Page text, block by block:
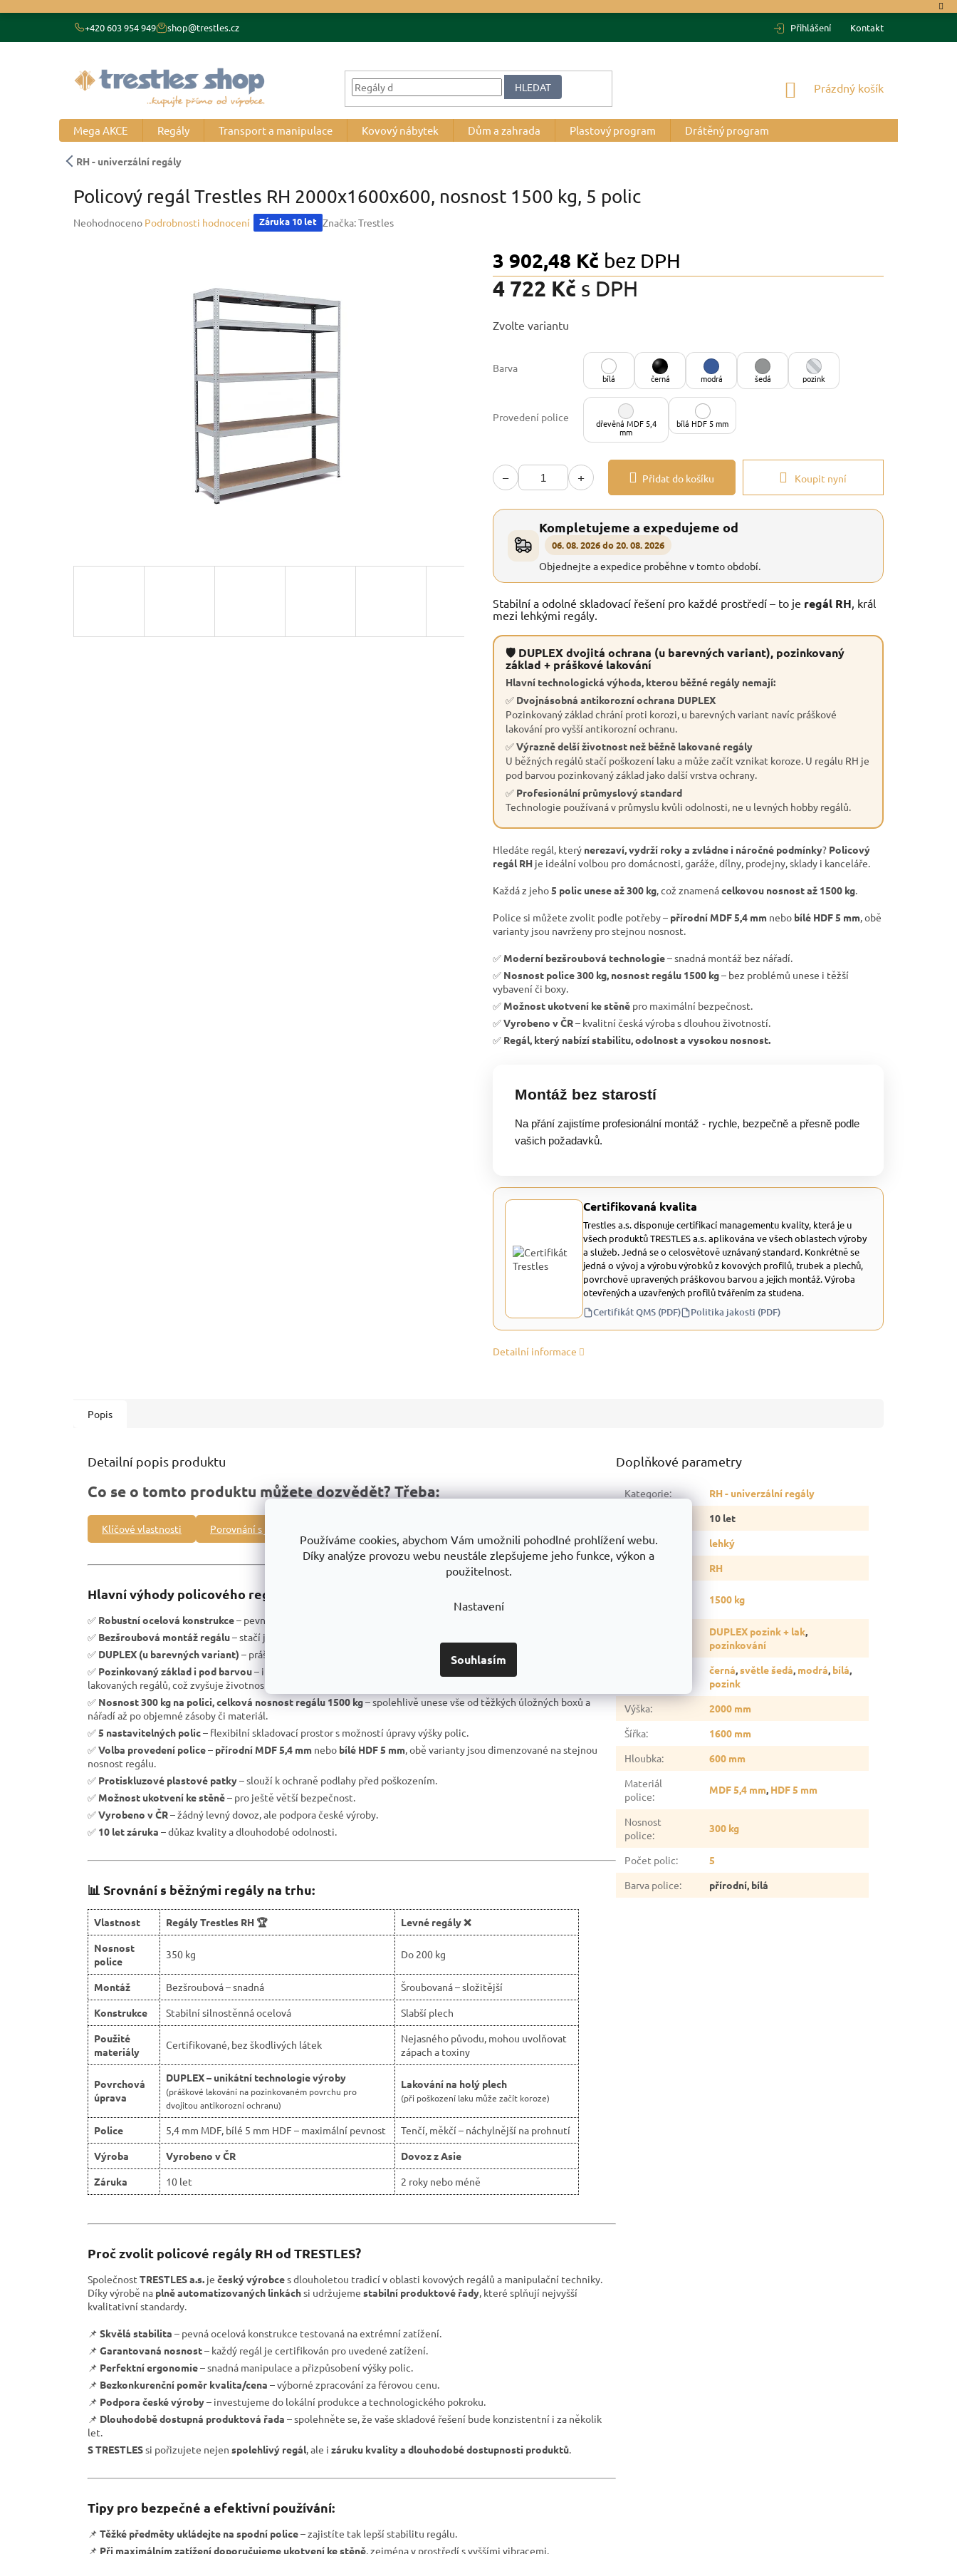
Používáme cookies, abychom Vám umožnili pohodlné prohlížení webu.
Díky analýze provozu webu neustále zlepšujeme jeho funkce, výkon a
použitelnost.
Nastavení
Souhlasím
+420 603 954 949 shop@trestles.cz Přihlášení Kontakt
HLEDAT
NÁKUPNÍ
Prázdný košík
Mega AKCE Regály Transport a manipulace Kovový nábytek Dům a zahrada Plastový program Drátěný program
RH - univerzální regály
Policový regál Trestles RH 2000x1600x600, nosnost 1500 kg, 5 polic
Průměrné
Neohodnoceno Podrobnosti hodnocení Záruka 10 let Značka:Trestles
3 902,48 Kč bez DPH
4 722 Kč s DPH
cena:
Zvolte variantu
Barva
bílá černá modrá šedá pozink
Provedení police dřevěná MDF 5,4
mm
bílá HDF 5 mm
− + Přidat do košíku Koupit nyní
Kompletujeme a expedujeme od
06. 08. 2026 do 20. 08. 2026
Objednejte a expedice proběhne v tomto období.
Stabilní a odolné skladovací řešení pro každé prostředí – to je regál RH, král
mezi lehkými regály.
🛡 DUPLEX dvojitá ochrana (u barevných variant), pozinkovaný
základ + práškové lakování
Hlavní technologická výhoda, kterou běžné regály nemají:
✅ Dvojnásobná antikorozní ochrana DUPLEX
Pozinkovaný základ chrání proti korozi, u barevných variant navíc práškové
lakování pro vyšší antikorozní ochranu.
✅Výrazně delší životnost než běžně lakované regály
U běžných regálů stačí poškození laku a může začít vznikat koroze. U regálu RH je
pod barvou pozinkovaný základ jako další vrstva ochrany.
✅ Profesionální průmyslový standard
Technologie používaná v průmyslu kvůli odolnosti, ne u levných hobby regálů.
Hledáte regál, který nerezaví, vydrží roky a zvládne i náročné podmínky? Policový
regál RH je ideální volbou pro domácnosti, garáže, dílny, prodejny, sklady i kanceláře.
Každá z jeho5 polic unese až 300 kg, což znamenácelkovou nosnost až 1500 kg.
Police si můžete zvolit podle potřeby – přírodní MDF 5,4 mm nebo bílé HDF 5 mm, obě
varianty jsou navrženy pro stejnou nosnost.
✅ Moderní bezšroubová technologie– snadná montáž bez nářadí.
✅ Nosnost police 300 kg, nosnost regálu 1500 kg– bez problémů unese i těžší
vybavení či boxy.
✅ Možnost ukotvení ke stěně pro maximální bezpečnost.
✅Vyrobeno v ČR– kvalitní česká výroba s dlouhou životností.
✅ Regál, který nabízí stabilitu, odolnost a vysokou nosnost.
Montáž bez starostí
Na přání zajistíme profesionální montáž - rychle, bezpečně a přesně podle
vašich požadavků.
Certifikovaná kvalita
Trestles a.s. disponuje certifikací managementu kvality, která je u
všech produktů TRESTLES a.s. aplikována ve všech oblastech výroby
a služeb. Jedná se o celosvětově uznávaný standard. Konkrétně se
jedná o vývoj a výrobu výrobků z kovových profilů, trubek a plechů,
povrchově upravených práškovou barvou a jejich montáž. Výroba
otevřených a uzavřených profilů tvářením za studena.
Certifikát QMS (PDF) Politika jakosti (PDF)
Detailní informace
Popis
Detailní popis produktu
Co se o tomto produktu můžete dozvědět? Třeba:
Klíčové vlastnosti Porovnání s jinými produkty
Hlavní výhody policového regálu RH:
✅ Robustní ocelová konstrukce– pevnost a vysoká stabilita.
✅ Bezšroubová montáž regálu– stačí jen zasunout nosníky do stojin a přitlačit je na doraz.
✅ DUPLEX (u barevných variant) – práškové lakování na pozinkovaném povrchu, pro dvojitou antikorozní ochranu.
✅ Pozinkovaný základ i pod barvou– i při lokálním poškození laku nezůstává ocel „na holém plechu“ jako u běžně
lakovaných regálů, což zvyšuje životnost regálu.
✅ Nosnost 300 kg na polici, celková nosnost regálu 1500 kg– spolehlivě unese vše od těžkých úložných boxů a
nářadí až po objemné zásoby či materiál.
✅5 nastavitelných polic– flexibilní skladovací prostor s možností úpravy výšky polic.
✅Volba provedení police– přírodní MDF 5,4 mm nebo bílé HDF 5 mm, obě varianty jsou dimenzované na stejnou
nosnost regálu.
✅ Protiskluzové plastové patky– slouží k ochraně podlahy před poškozením.
✅ Možnost ukotvení ke stěně– pro ještě větší bezpečnost.
✅Vyrobeno v ČR– žádný levný dovoz, ale podpora české výroby.
✅ 10 let záruka – důkaz kvality a dlouhodobé odolnosti.
📊 Srovnání s běžnými regály na trhu:
Vlastnost Regály Trestles RH 🏆
Levné regály ❌
Nosnost
police
350 kg Do 200 kg
Montáž Bezšroubová – snadná
Šroubovaná – složitější
Konstrukce
Stabilní silnostěnná ocelová
Slabší plech
Použité
materiály
Certifikované, bez škodlivých látek
Nejasného původu, mohou uvolňovat
zápach a toxiny
Povrchová
úprava
DUPLEX – unikátní technologie výroby
(práškové lakování na pozinkovaném povrchu pro
dvojitou antikorozní ochranu)
Lakování na holý plech
(při poškození laku může začít koroze)
Police 5,4 mm MDF, bílé 5 mm HDF – maximální pevnost
Tenčí, měkčí – náchylnější na prohnutí
Výroba
Vyrobeno v ČR
Dovoz z Asie
Záruka
10 let 2 roky nebo méně
Proč zvolit policové regály RH od TRESTLES?
Společnost TRESTLES a.s. je český výrobces dlouholetou tradicí v oblasti kovových regálů a manipulační techniky.
Díky výrobě na plně automatizovaných linkáchsi udržujeme stabilní produktové řady, které splňují nejvyšší
kvalitativní standardy.
📌 Skvělá stabilita – pevná ocelová konstrukce testovaná na extrémní zatížení.
📌 Garantovaná nosnost– každý regál je certifikován pro uvedené zatížení.
📌 Perfektní ergonomie– snadná manipulace a přizpůsobení výšky polic.
📌 Bezkonkurenční poměr kvalita/cena – výborné zpracování za férovou cenu.
📌 Podpora české výroby– investujeme do lokální produkce a technologického pokroku.
📌 Dlouhodobě dostupná produktová řada – spolehněte se, že vaše skladové řešení bude konzistentní i za několik
let.
S TRESTLESsi pořizujete nejen spolehlivý regál, ale i záruku kvality a dlouhodobé dostupnosti produktů.
Tipy pro bezpečné a efektivní používání:
📌 Těžké předměty ukládejte na spodní police– zajistíte tak lepší stabilitu regálu.
📌 Při maximálním zatížení doporučujeme ukotvení ke stěně, zejména v prostředí s vyššími vibracemi.
Doplňkové parametry
Kategorie:
RH - univerzální regály
10 let
Typ regálu
lehký
RH
1500 kg
DUPLEX pozink + lak,
pozinkování
černá,světle šedá, modrá, bílá,
pozink
Výška:
2000 mm
Šířka:
1600 mm
Hloubka:
600 mm
Materiál
police:
MDF 5,4 mm, HDF 5 mm
Nosnost
police:
300 kg
Počet polic:
5
Barva police: přírodní, bílá